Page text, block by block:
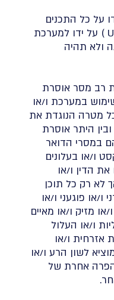
על כל התכנים
מכל סוג שהם שיועלו ( Upload ) על ידו למערכת
ולא תהיה
רב מסר אוסרת
במערכת ו/או
מטרה הנוגדת את
היתר אוסרת
במסרי הדואר
ו/או בעלונים
הדין ו/או
לא רק כל תוכן
ו/או פוגעני ו/או
או מזיק ו/או מאיים
ו/או העלול
אזרחית ו/או
לשון הרע ו/או
הפרה אחרת של